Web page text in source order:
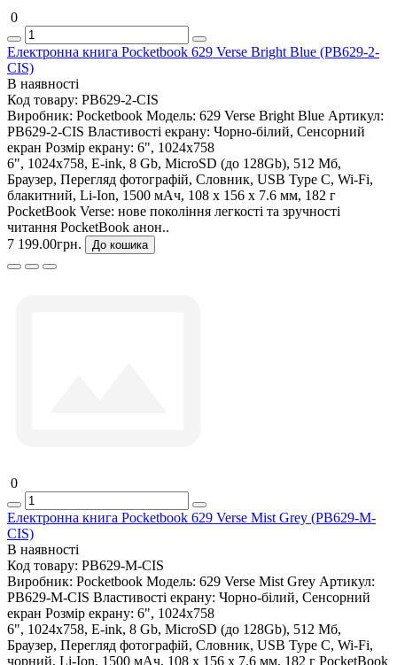
0
Електронна книга Pocketbook 629 Verse Bright Blue (PB629-2-
CIS)
В наявності
Код товару: PB629-2-CIS
Виробник: Pocketbook Модель: 629 Verse Bright Blue Артикул:
PB629-2-CIS Властивості екрану: Чорно-білий, Сенсорний
екран Розмір екрану: 6", 1024х758
6", 1024х758, E-ink, 8 Gb, MicroSD (до 128Gb), 512 Мб,
Браузер, Перегляд фотографій, Словник, USB Type C, Wi-Fi,
блакитний, Li-Ion, 1500 мАч, 108 x 156 x 7.6 мм, 182 г
PocketBook Verse: нове покоління легкості та зручності
читання PocketBook анон..
7 199.00грн.
До кошика
0
Електронна книга Pocketbook 629 Verse Mist Grey (PB629-M-
CIS)
В наявності
Код товару: PB629-M-CIS
Виробник: Pocketbook Модель: 629 Verse Mist Grey Артикул:
PB629-M-CIS Властивості екрану: Чорно-білий, Сенсорний
екран Розмір екрану: 6", 1024х758
6", 1024х758, E-ink, 8 Gb, MicroSD (до 128Gb), 512 Мб,
Браузер, Перегляд фотографій, Словник, USB Type C, Wi-Fi,
чорний, Li-Ion, 1500 мАч, 108 x 156 x 7.6 мм, 182 г PocketBook